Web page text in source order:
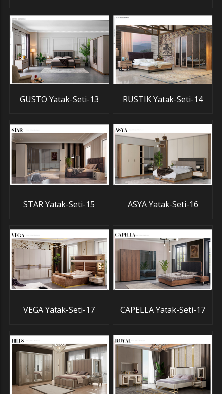
GUSTO Yatak-Seti-13 RUSTIK Yatak-Seti-14
STAR Yatak-Seti-15 ASYA Yatak-Seti-16
VEGA Yatak-Seti-17 CAPELLA Yatak-Seti-17